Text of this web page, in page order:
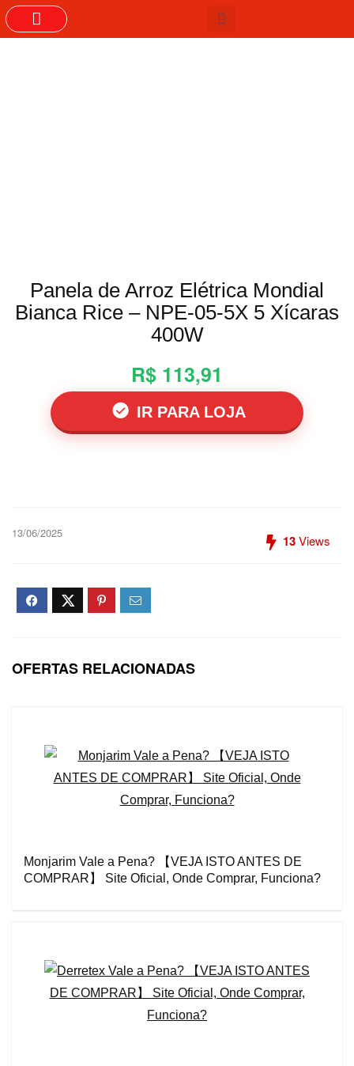
Panela de Arroz Elétrica Mondial
Bianca Rice – NPE-05-5X 5 Xícaras
400W
R$ 113,91
IR PARA LOJA
13/06/2025 13Views
OFERTAS RELACIONADAS
Monjarim Vale a Pena? 【VEJA ISTO ANTES DE
COMPRAR】 Site Oficial, Onde Comprar, Funciona?